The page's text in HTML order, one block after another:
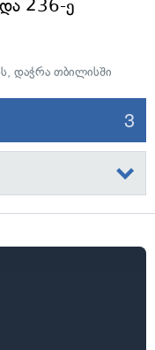
236-ე
, დაჭრა თბილისში
3